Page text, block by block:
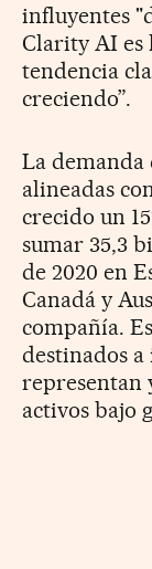
influyentes
Clarity AI es
tendencia
creciendo”.
La demanda
alineadas
crecido un
sumar 35,3
de 2020 en
Canadá y
compañía.
destinados
representan
activos bajo